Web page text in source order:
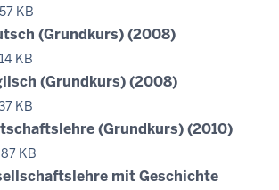
KB
(Grundkurs) (2008)
KB
(Grundkurs) (2008)
KB
(Grundkurs) (2010)
KB
mit Geschichte